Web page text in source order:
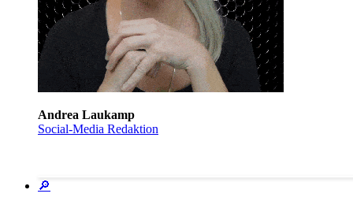
Andrea Laukamp
Social-Media Redaktion
🔎